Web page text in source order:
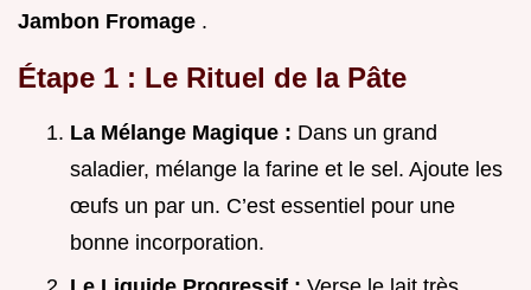
Jambon Fromage .
Étape 1 : Le Rituel de la Pâte
La Mélange Magique : Dans un grand
saladier, mélange la farine et le sel. Ajoute les
œufs un par un. C’est essentiel pour une
bonne incorporation.